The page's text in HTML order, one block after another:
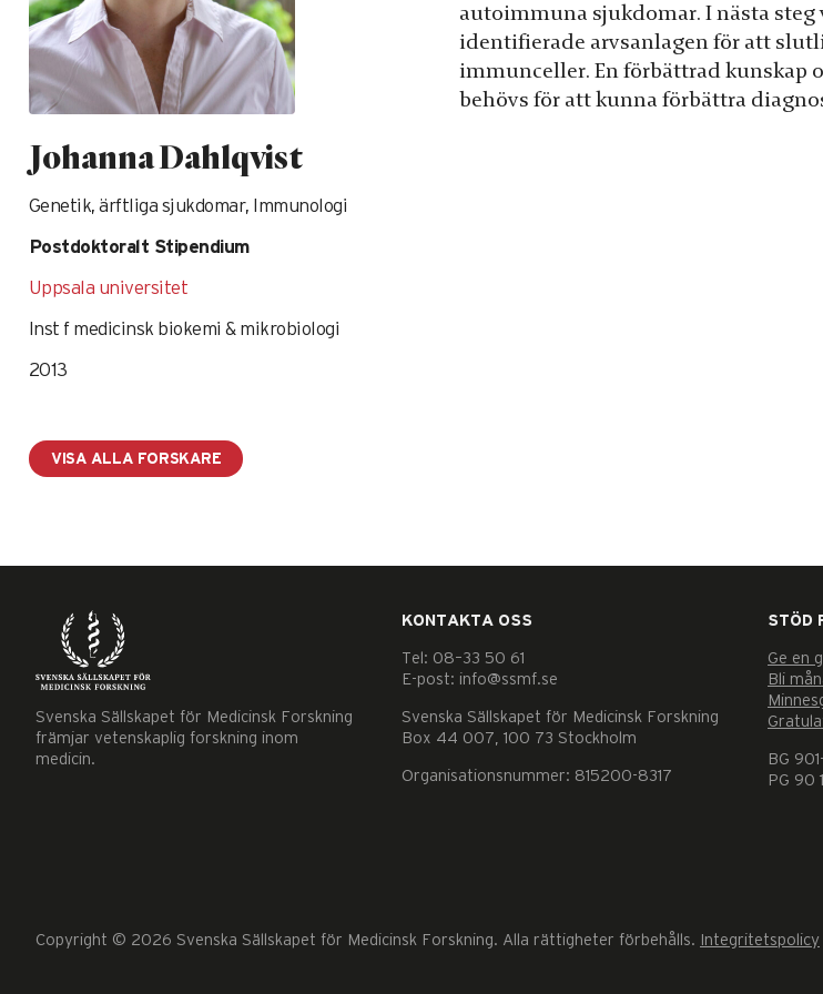
Johanna Dahlqvist
Genetik, ärftliga sjukdomar, Immunologi
Postdoktoralt Stipendium
Uppsala universitet
Inst f medicinsk biokemi & mikrobiologi
2013
autoimmuna sjukdomar. I nästa
identifierade arvsanlagen för att
immunceller. En förbättrad kunskap
behövs för att kunna förbättra
VISA ALLA FORSKARE
Svenska Sällskapet för Medicinsk Forskning
främjar vetenskaplig forskning inom
medicin.
KONTAKTA OSS
Tel: 08–33 50 61
E-post: info@ssmf.se
Svenska Sällskapet för Medicinsk Forskning
Box 44 007, 100 73 Stockholm
Organisationsnummer: 815200-8317
STÖD
Ge en
Bli
BG
PG 90
Copyright © 2026 Svenska Sällskapet för Medicinsk Forskning. Alla rättigheter förbehålls. Integritetspolicy
Nödvändiga
Dessa kakor
går inte att
fungera.